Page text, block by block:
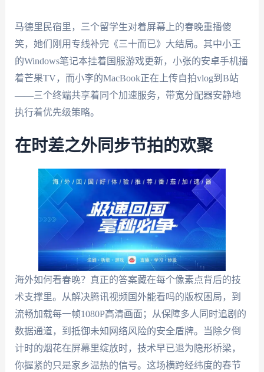
马德里民宿里，三个留学生对着屏幕上的春晚重播傻
笑，她们刚用专线补完《三十而已》大结局。其中小王
的Windows笔记本挂着国服游戏更新，小张的安卓手机播
着芒果TV，而小李的MacBook正在上传自拍vlog到B站
——三个终端共享着同个加速服务，带宽分配器安静地
执行着优先级策略。
在时差之外同步节拍的欢聚
海外如何看春晚？真正的答案藏在每个像素点背后的技
术支撑里。从解决腾讯视频国外能看吗的版权困局，到
流畅加载每一帧1080P高清画面；从保障多人同时追剧的
数据通道，到抵御未知网络风险的安全盾牌。当除夕倒
计时的烟花在屏幕里绽放时，技术早已退为隐形桥梁，
你握紧的只是家乡温热的信号。这场横跨经纬度的春节